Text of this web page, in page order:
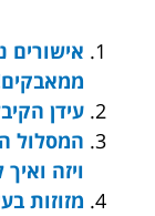
אישורים
עידן
המסלול
ויזה
מזוזות